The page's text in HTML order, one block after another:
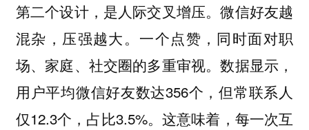
第二个设计，是人际交叉增压。微信好友越
混杂，压强越大。一个点赞，同时面对职
场、家庭、社交圈的多重审视。数据显示，
用户平均微信好友数达356个，但常联系人
仅12.3个，占比3.5%。这意味着，每一次互